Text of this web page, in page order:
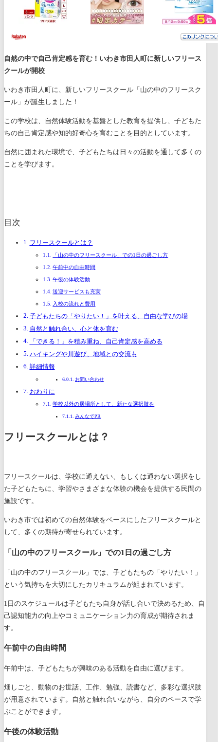
自然の中で自己肯定感を育む！いわき市田人町に新しいフリース
クールが開校
いわき市田人町に、新しいフリースクール「山の中のフリースク
ール」が誕生しました！
この学校は、自然体験活動を基盤とした教育を提供し、子どもた
ちの自己肯定感や知的好奇心を育むことを目的としています。
自然に囲まれた環境で、子どもたちは日々の活動を通して多くの
ことを学びます。
目次
フリースクールとは？
「山の中のフリースクール」での1日の過ごし方
午前中の自由時間
午後の体験活動
送迎サービスも充実
入校の流れと費用
子どもたちの「やりたい！」を叶える、自由な学びの場
自然と触れ合い、心と体を育む
「できる！」を積み重ね、自己肯定感を高める
ハイキングや川遊び、地域との交流も
詳細情報
お問い合わせ
おわりに
学校以外の居場所として、新たな選択肢を
みんなでPR
フリースクールとは？
フリースクールは、学校に通えない、もしくは通わない選択をし
た子どもたちに、学習やさまざまな体験の機会を提供する民間の
施設です。
いわき市では初めての自然体験をベースにしたフリースクールと
して、多くの期待が寄せられています。
「山の中のフリースクール」での1日の過ごし方
「山の中のフリースクール」では、子どもたちの「やりたい！」
という気持ちを大切にしたカリキュラムが組まれています。
1日のスケジュールは子どもたち自身が話し合いで決めるため、自
己認知能力の向上やコミュニケーション力の育成が期待されま
す。
午前中の自由時間
午前中は、子どもたちが興味のある活動を自由に選びます。
畑しごと、動物のお世話、工作、勉強、読書など、多彩な選択肢
が用意されています。自然と触れ合いながら、自分のペースで学
ぶことができます。
午後の体験活動